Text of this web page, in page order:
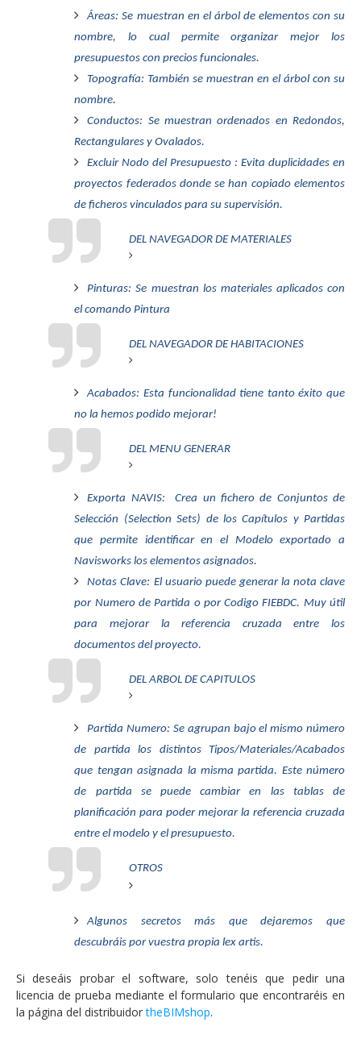
Áreas: Se muestran en el árbol de elementos con su
nombre, lo cual permite organizar mejor los
presupuestos con precios funcionales.
Topografía: También se muestran en el árbol con su
nombre.
Conductos: Se muestran ordenados en Redondos,
Rectangulares y Ovalados.
Excluir Nodo del Presupuesto : Evita duplicidades en
proyectos federados donde se han copiado elementos
de ficheros vinculados para su supervisión.
DEL NAVEGADOR DE MATERIALES
Pinturas: Se muestran los materiales aplicados con
el comando Pintura
DEL NAVEGADOR DE HABITACIONES
Acabados: Esta funcionalidad tiene tanto éxito que
no la hemos podido mejorar!
DEL MENU GENERAR
Exporta NAVIS: Crea un fichero de Conjuntos de
Selección (Selection Sets) de los Capítulos y Partidas
que permite identificar en el Modelo exportado a
Navisworks los elementos asignados.
Notas Clave: El usuario puede generar la nota clave
por Numero de Partida o por Codigo FIEBDC. Muy útil
para mejorar la referencia cruzada entre los
documentos del proyecto.
DEL ARBOL DE CAPITULOS
Partida Numero: Se agrupan bajo el mismo número
de partida los distintos Tipos/Materiales/Acabados
que tengan asignada la misma partida. Este número
de partida se puede cambiar en las tablas de
planificación para poder mejorar la referencia cruzada
entre el modelo y el presupuesto.
OTROS
Algunos secretos más que dejaremos que
descubráis por vuestra propia lex artis.
Si deseáis probar el software, solo tenéis que pedir una
licencia de prueba mediante el formulario que encontraréis en
la página del distribuidortheBIMshop.